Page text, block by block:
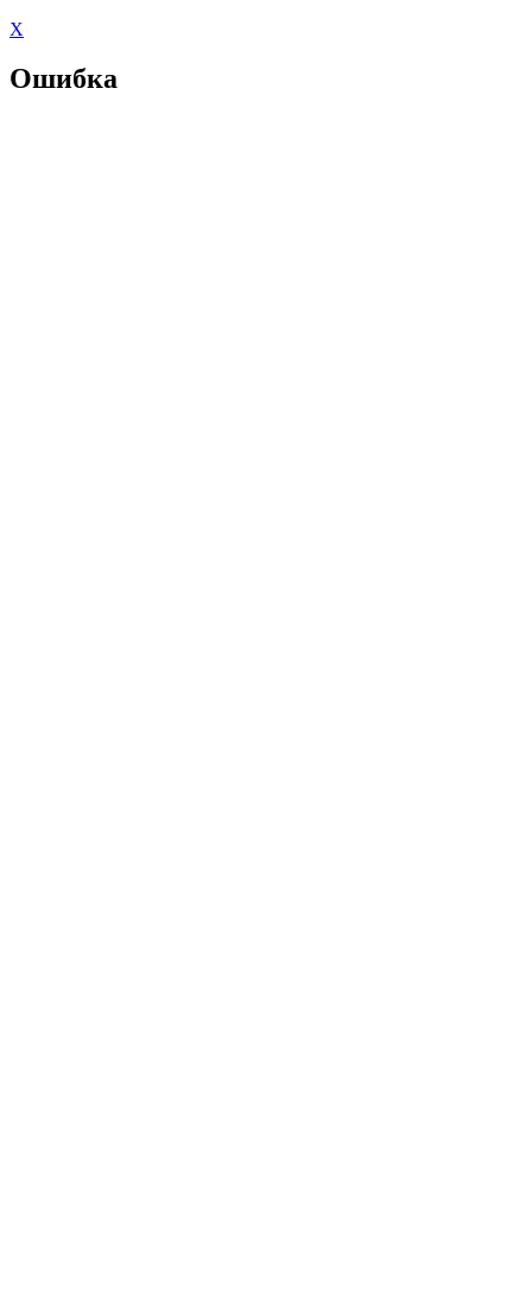
X
Ошибка